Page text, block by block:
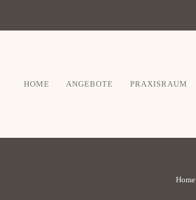
HOME ANGEBOTE PRAXISRAUM
Home